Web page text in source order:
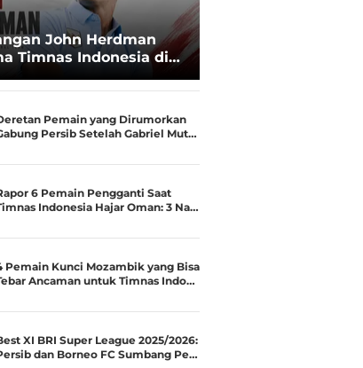
John Herdman
Timnas Indonesia di
Runner-up Menjadi
Pemain yang Dirumorkan
Persib Setelah Gabriel Mut…
6 Pemain Pengganti Saat
Indonesia Hajar Oman: 3 Na…
Pemain Kunci Mozambik yang Bisa
Ancaman untuk Timnas Indo…
XI BRI Super League 2025/2026:
dan Borneo FC Sumbang Pe…